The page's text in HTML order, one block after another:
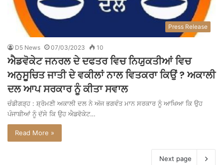
Press Release
D5 News 07/03/2023 10
ਐਡਵੋਕੇਟ ਜਨਰਲ ਦੇ ਦਫਤਰ ਵਿਚ ਨਿਯੁਕਤੀਆਂ ਵਿਚ
ਅਨੁਸੂਚਿਤ ਜਾਤੀ ਦੇ ਵਕੀਲਾਂ ਨਾਲ ਵਿਤਕਰਾ ਕਿਉਂ ? ਅਕਾਲੀ
ਦਲ ਆਪ ਸਰਕਾਰ ਨੂੰ ਕੀਤਾ ਸਵਾਲ
ਚੰਡੀਗੜ੍ਹ : ਸ਼੍ਰੋਮਣੀ ਅਕਾਲੀ ਦਲ ਨੇ ਅੱਜ ਭਗਵੰਤ ਮਾਨ ਸਰਕਾਰ ਨੂੰ ਆਖਿਆ ਕਿ ਉਹ
ਪੰਜਾਬੀਆਂ ਨੂੰ ਦੱਸੇ ਕਿ ਉਹ ਐਡਵੋਕੇਟ…
Read More »
Next page